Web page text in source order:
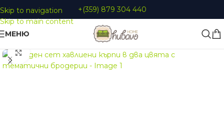
Skip to navigation
Skip to main content
+(359) 879 304 440
МЕНЮ
Увеличи